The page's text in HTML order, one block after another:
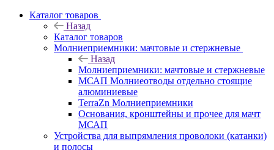
Каталог товаров
Назад
Каталог товаров
Молниеприемники: мачтовые и стержневые
Назад
Молниеприемники: мачтовые и стержневые
МСАП Молниеотводы отдельно стоящие
алюминиевые
TerraZn Молниеприемники
Основания, кронштейны и прочее для мачт
МСАП
Устройства для выпрямления проволоки (катанки)
и полосы